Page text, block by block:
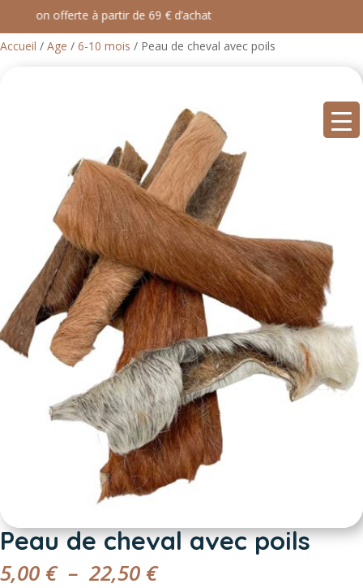
offerte à partir de 69 € d’achat
Accueil / Age / 6-10 mois / Peau de cheval avec poils
Peau de cheval avec poils
5,00€ – 22,50€Plage